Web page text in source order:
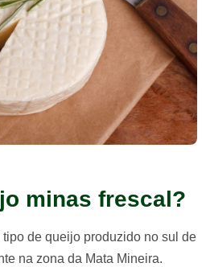
minas frescal?
de queijo produzido no sul de
na zona da Mata Mineira.